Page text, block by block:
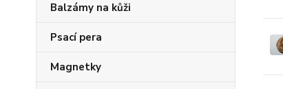
Balzámy na kůži
Psací pera
Magnetky